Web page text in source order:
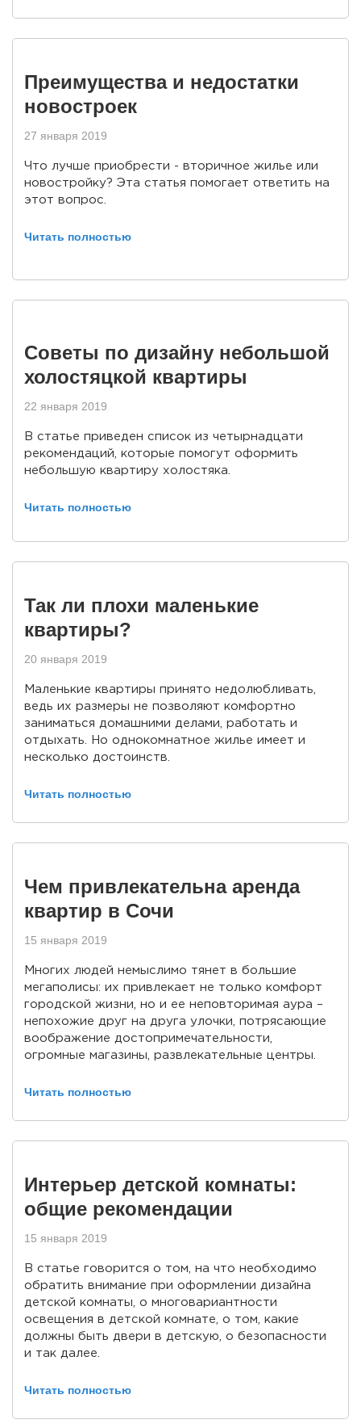
Преимущества и недостатки
новостроек
27 января 2019
Что лучше приобрести - вторичное жилье или
новостройку? Эта статья помогает ответить на
этот вопрос.
Читать полностью
Советы по дизайну небольшой
холостяцкой квартиры
22 января 2019
В статье приведен список из четырнадцати
рекомендаций, которые помогут оформить
небольшую квартиру холостяка.
Читать полностью
Так ли плохи маленькие
квартиры?
20 января 2019
Маленькие квартиры принято недолюбливать,
ведь их размеры не позволяют комфортно
заниматься домашними делами, работать и
отдыхать. Но однокомнатное жилье имеет и
несколько достоинств.
Читать полностью
Чем привлекательна аренда
квартир в Сочи
15 января 2019
Многих людей немыслимо тянет в большие
мегаполисы: их привлекает не только комфорт
городской жизни, но и ее неповторимая аура –
непохожие друг на друга улочки, потрясающие
воображение достопримечательности,
огромные магазины, развлекательные центры.
Читать полностью
Интерьер детской комнаты:
общие рекомендации
15 января 2019
В статье говорится о том, на что необходимо
обратить внимание при оформлении дизайна
детской комнаты, о многовариантности
освещения в детской комнате, о том, какие
должны быть двери в детскую, о безопасности
и так далее.
Читать полностью